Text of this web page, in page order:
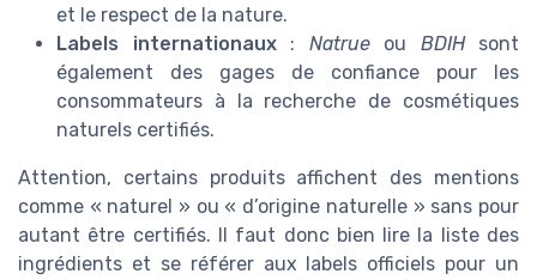
et le respect de la nature.
Labels internationaux: Natrueou BDIHsont
également des gages de confiance pour les
consommateurs à la recherche de cosmétiques
naturels certifiés.
Attention, certains produits affichent des mentions
comme « naturel » ou « d’origine naturelle » sans pour
autant être certifiés. Il faut donc bien lire la liste des
ingrédients et se référer aux labels officiels pour un